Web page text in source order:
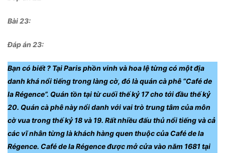
Bài 23:
Đáp án 23:
Bạn có biết ? Tại Paris phồn vinh và hoa lệ từng có một địa
danh khá nổi tiếng trong làng cờ, đó là quán cà phê “Café de
la Régence”. Quán tồn tại từ cuối thế kỷ 17 cho tới đầu thế kỷ
20. Quán cà phê này nổi danh với vai trò trung tâm của môn
cờ vua trong thế kỷ 18 và 19. Rất nhiều đấu thủ nổi tiếng và cả
các vĩ nhân từng là khách hàng quen thuộc của Café de la
Régence. Café de la Régence được mở cửa vào năm 1681 tại